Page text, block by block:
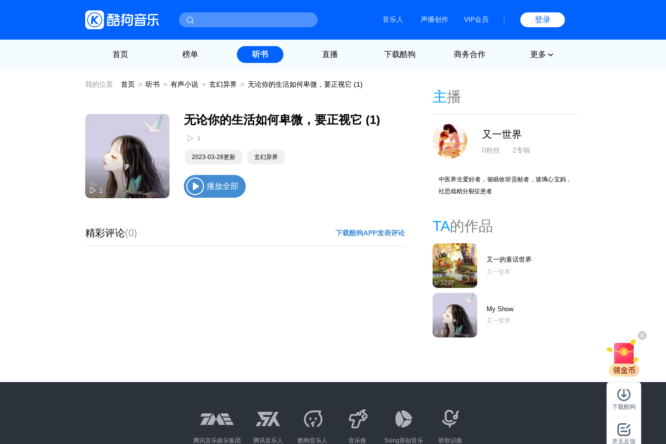
音乐人 声播创作 VIP会员 登录
首页 榜单 听书 直播 下载酷狗 商务合作 更多
我的位置: 首页 > 听书 > 有声小说 > 玄幻异界 > 无论你的生活如何卑微，要正视它 (1)
1
无论你的生活如何卑微，要正视它 (1)
1
2023-03-28更新 玄幻异界
播放全部
精彩评论(0) 下载酷狗APP发表评论
主播
又一世界
0粉丝 2专辑
中医养生爱好者，催眠收听贡献者，玻璃心宝妈，
社恐戏精分裂症患者
TA的作品
3297
又一的童话世界
又一世界
67
My Show
又一世界
腾讯音乐娱乐集团 腾讯音乐人 酷狗音乐人 音乐推 5sing原创音乐 听歌识曲
下载酷狗
意见反馈